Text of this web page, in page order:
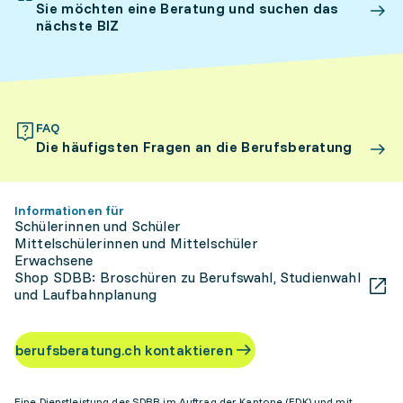
Sie möchten eine Beratung und suchen das
nächste BIZ
FAQ
Die häufigsten Fragen an die Berufsberatung
Informationen für
Schülerinnen und Schüler
Mittelschülerinnen und Mittelschüler
Erwachsene
Shop SDBB: Broschüren zu Berufswahl, Studienwahl
und Laufbahnplanung
berufsberatung.ch kontaktieren